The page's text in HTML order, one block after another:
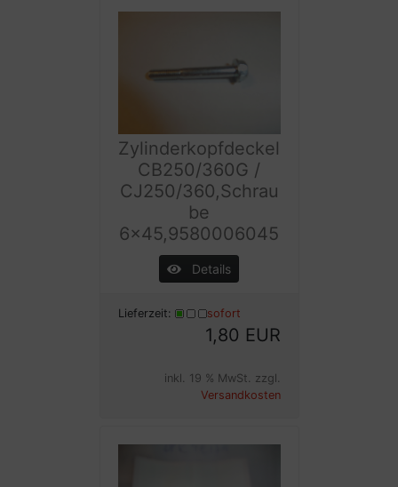
Zylinderkopfdeckel
CB250/360G /
CJ250/360,Schrau
be
6x45,9580006045
Details
Lieferzeit: sofort
1,80 EUR
inkl. 19 % MwSt. zzgl.
Versandkosten